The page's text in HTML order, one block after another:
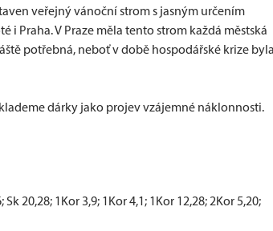
veřejný vánoční strom s jasným určením
Praha. V Praze měla tento strom každá městská
potřebná, neboť v době hospodářské krize
dárky jako projev vzájemné náklonnosti.
20,28; 1Kor 3,9; 1Kor 4,1; 1Kor 12,28; 2Kor 5,20;